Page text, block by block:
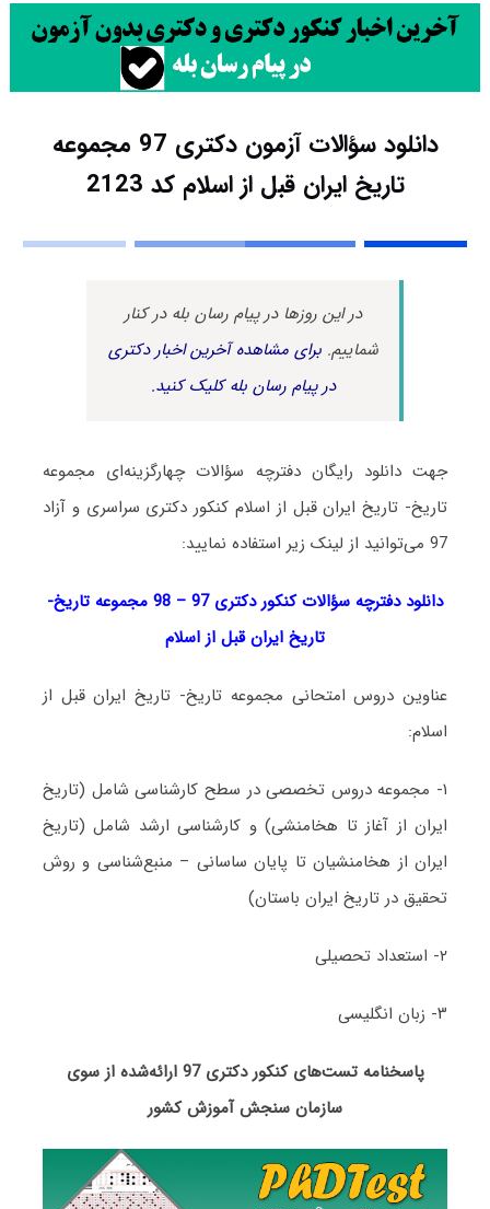
دانلود سؤالات آزمون دکتری 97 مجموعه
تاریخ ایران قبل از اسلام کد 2123
در این روزها در پیام رسان بله در کنار
شماییم.برای مشاهده آخرین اخبار دکتری
در پیام رسان بله کلیک کنید.
جهت دانلود رایگان دفترچه سؤالات چهارگزینه‌ای مجموعه
تاریخ- تاریخ ایران قبل از اسلام کنکور دکتری سراسری و آزاد
97 می‌توانید از لینک زیر استفاده نمایید:
دانلود دفترچه سؤالات کنکور دکتری 97 – 98 مجموعه تاریخ-
تاریخ ایران قبل از اسلام
عناوین دروس امتحانی مجموعه تاریخ- تاریخ ایران قبل از
اسلام:
۱- مجموعه دروس تخصصی در سطح کارشناسی شامل (تاریخ
ایران از آغاز تا هخامنشی) و کارشناسی ارشد شامل (تاریخ
ایران از هخامنشیان تا پایان ساسانی – منبع‌شناسی و روش
تحقیق در تاریخ ایران باستان)
۲- استعداد تحصیلی
۳- زبان انگلیسی
پاسخنامه تست‌های کنکور دکتری 97 ارائه‌شده از سوی
سازمان سنجش آموزش کشور